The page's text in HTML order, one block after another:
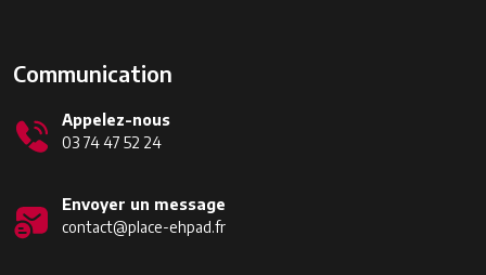
Communication
Appelez-nous
03 74 47 52 24
Envoyer un message
contact@place-ehpad.fr